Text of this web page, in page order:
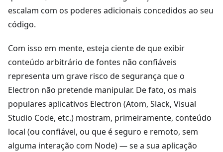
escalam com os poderes adicionais concedidos ao seu
código.
Com isso em mente, esteja ciente de que exibir
conteúdo arbitrário de fontes não confiáveis
representa um grave risco de segurança que o
Electron não pretende manipular. De fato, os mais
populares aplicativos Electron (Atom, Slack, Visual
Studio Code, etc.) mostram, primeiramente, conteúdo
local (ou confiável, ou que é seguro e remoto, sem
alguma interação com Node) — se a sua aplicação